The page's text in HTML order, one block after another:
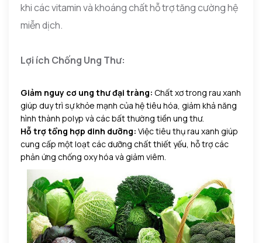
khi các vitamin và khoáng chất hỗ trợ tăng cường hệ
miễn dịch.
Lợi ích Chống Ung Thư:
Giảm nguy cơ ung thư đại tràng: Chất xơ trong rau xanh
giúp duy trì sự khỏe mạnh của hệ tiêu hóa, giảm khả năng
hình thành polyp và các bất thường tiền ung thư.
Hỗ trợ tổng hợp dinh dưỡng: Việc tiêu thụ rau xanh giúp
cung cấp một loạt các dưỡng chất thiết yếu, hỗ trợ các
phản ứng chống oxy hóa và giảm viêm.